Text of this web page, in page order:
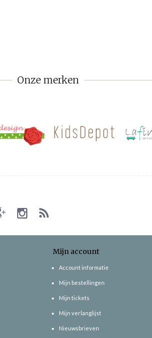
Onze merken
Mijn account
Account informatie
Mijn bestellingen
Mijn tickets
Mijn verlanglijst
Nieuwsbrieven